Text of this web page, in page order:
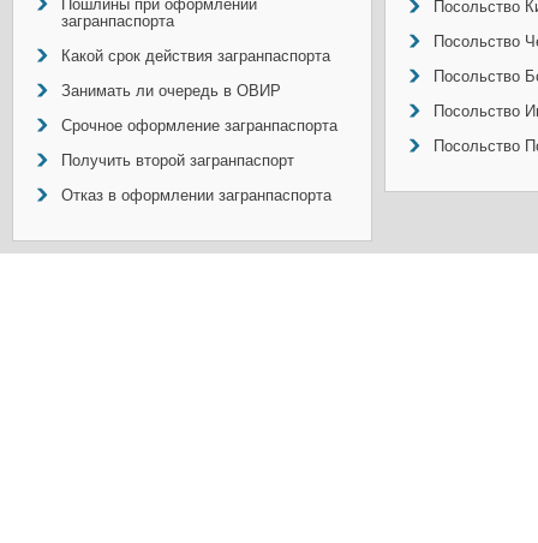
Пошлины при оформлении
загранпаспорта
Какой срок действия загранпаспорта
Занимать ли очередь в ОВИР
Срочное оформление загранпаспорта
Получить второй загранпаспорт
Отказ в оформлении загранпаспорта
Посольство
Посольство
Посольство
Посольство
Посольство